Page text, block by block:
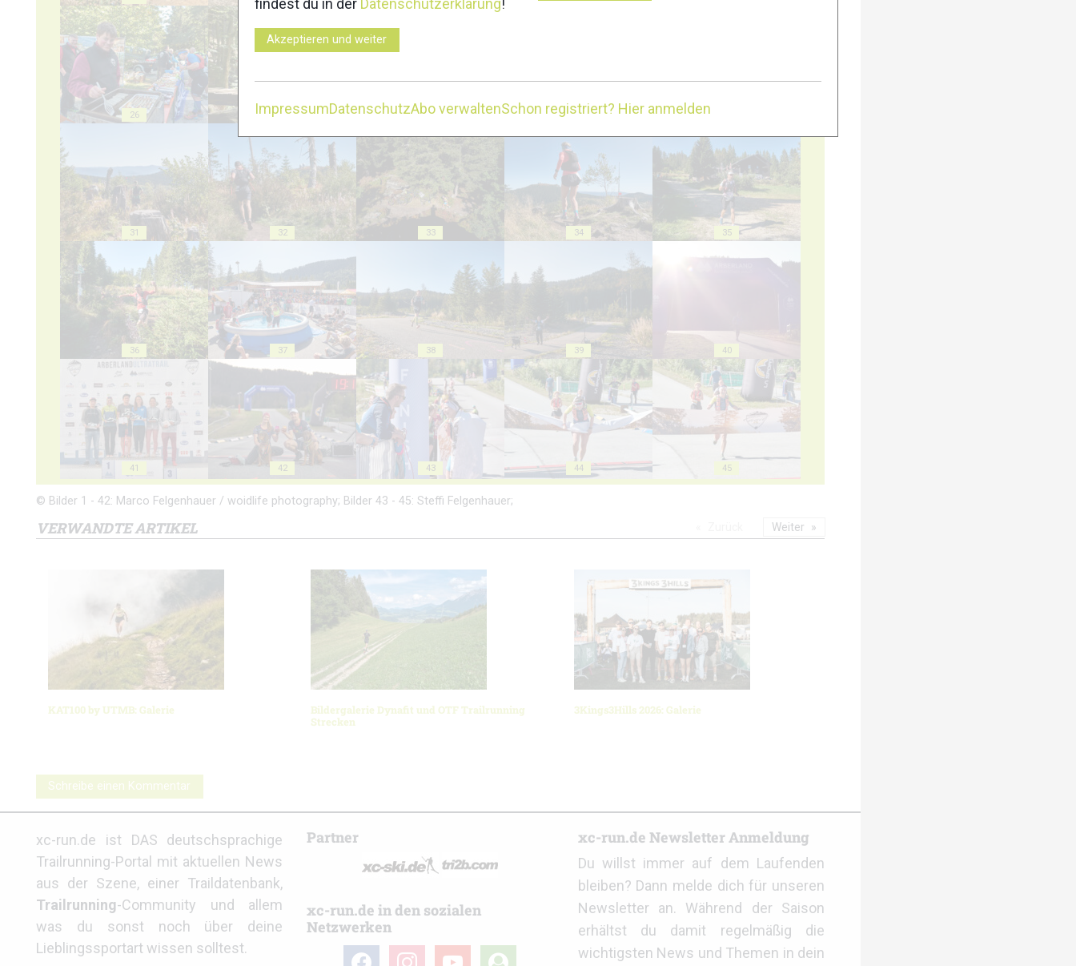
26 27 28 29
31 32 33 34 35
36 37 38 39 40
41 42 43 44 45
© Bilder 1 - 42: Marco Felgenhauer / woidlife photography; Bilder 43 - 45: Steffi Felgenhauer;
VERWANDTE ARTIKEL
KAT100 by UTMB: Galerie
Bildergalerie Dynafit und OTF Trailrunning
Strecken
3Kings3Hills 2026: Galerie
Weiter
Schreibe einen Kommentar
xc-run.de ist DAS deutschsprachige
Trailrunning-Portal mit aktuellen News
aus der Szene, einer Traildatenbank,
Trailrunning-Community und allem
was du sonst noch über deine
Lieblingssportart wissen solltest.
Partner
xc-run.de in den sozialen
Netzwerken
facebookinstagramyoutube user-
xc-run.de Newsletter Anmeldung
Du willst immer auf dem Laufenden
bleiben? Dann melde dich für unseren
Newsletter an. Während der Saison
erhältst du damit regelmäßig die
wichtigsten News und Themen in dein
findest du in der Datenschutzerklärung!
Akzeptieren und weiter
ImpressumDatenschutzAbo verwaltenSchon registriert? Hier anmelden